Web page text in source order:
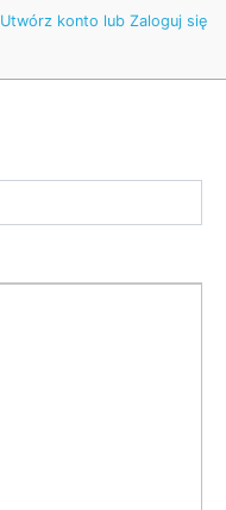
Utwórz konto lub Zaloguj się